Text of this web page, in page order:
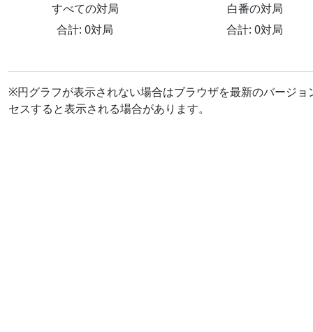
すべての対局
合計: 0対局
白番の対局
合計: 0対局
※円グラフが表示されない場合はブラウザを最新のバージ
セスすると表示される場合があります。